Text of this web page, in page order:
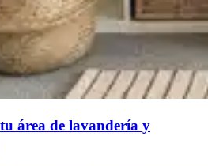
área de lavandería y